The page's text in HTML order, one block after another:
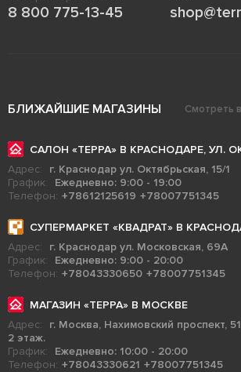
8 800 775-13-45
БЛИЖАЙШИЕ МАГАЗИНЫ Смотреть
САЛОН «ТЕРРА» В КРАСНОДАРЕ, УЛ.
Адрес:
г. Краснодар ул. Октябрьская, 15/1
График:
Ежедневно: 9:00 - 19:00
Телефон: +78612125619 +78007751345
СУПЕРМАРКЕТ «КВАДРАТ» В
Адрес:
г. Краснодар ул. Московская, 69А
График:
Ежедневно: 9:00 - 20:00
Телефон: +78043330650 +78007751345
МАГАЗИН «ТЕРРА» В МОСКВЕ
Адрес:
г. Москва, Нахимовский проспект,
2 этаж.
График:
Ежедневно: 10:00 - 20:00
Телефон: +78043330621 +78007751345